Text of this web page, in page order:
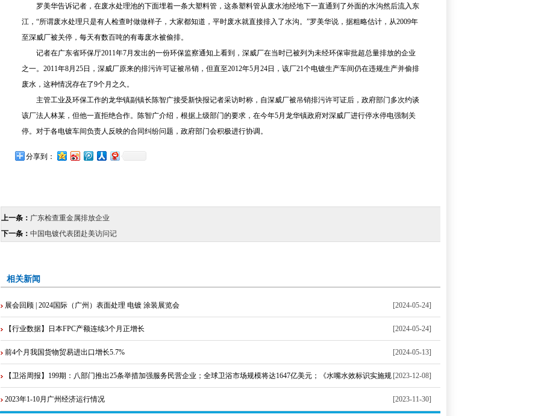
罗美华告诉记者，在废水处理池的下面埋着一条大塑料管，这条塑料管从废水池经地下一直通到了外面的水沟然后流入东
江，“所谓废水处理只是有人检查时做做样子，大家都知道，平时废水就直接排入了水沟。”罗美华说，据粗略估计，从2009年
至深威厂被关停，每天有数百吨的有毒废水被偷排。
记者在广东省环保厅2011年7月发出的一份环保监察通知上看到，深威厂在当时已被列为未经环保审批超总量排放的企业
之一。2011年8月25日，深威厂原来的排污许可证被吊销，但直至2012年5月24日，该厂21个电镀生产车间仍在违规生产并偷排
废水，这种情况存在了9个月之久。
主管工业及环保工作的龙华镇副镇长陈智广接受新快报记者采访时称，自深威厂被吊销排污许可证后，政府部门多次约谈
该厂法人林某，但他一直拒绝合作。陈智广介绍，根据上级部门的要求，在今年5月龙华镇政府对深威厂进行停水停电强制关
停。对于各电镀车间负责人反映的合同纠纷问题，政府部门会积极进行协调。
分享到：
上一条： 广东检查重金属排放企业
下一条： 中国电镀代表团赴美访问记
相关新闻
[2024-05-24]
展会回顾 | 2024国际（广州）表面处理 电镀 涂装展览会
[2024-05-24]
【行业数据】日本FPC产额连续3个月正增长
[2024-05-13]
前4个月我国货物贸易进出口增长5.7%
[2023-12-08]
【卫浴周报】199期：八部门推出25条举措加强服务民营企业；全球卫浴市场规模将达1647亿美元；《水嘴水效标识实施规
则》将实施 [2023-11-30]
2023年1-10月广州经济运行情况